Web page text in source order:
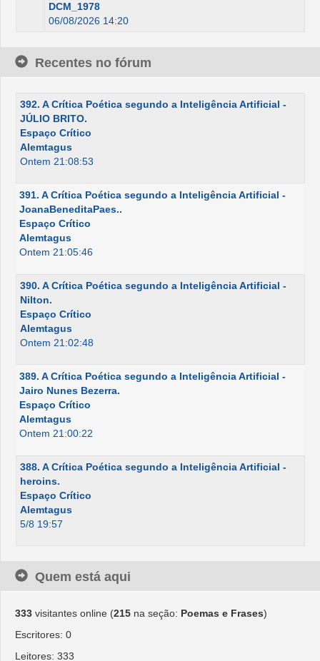
DCM_1978
06/08/2026 14:20
Recentes no fórum
392. A Crítica Poética segundo a Inteligência Artificial -
JÚLIO BRITO.
Espaço Crítico
Alemtagus
Ontem 21:08:53
391. A Crítica Poética segundo a Inteligência Artificial -
JoanaBeneditaPaes..
Espaço Crítico
Alemtagus
Ontem 21:05:46
390. A Crítica Poética segundo a Inteligência Artificial -
Nilton.
Espaço Crítico
Alemtagus
Ontem 21:02:48
389. A Crítica Poética segundo a Inteligência Artificial -
Jairo Nunes Bezerra.
Espaço Crítico
Alemtagus
Ontem 21:00:22
388. A Crítica Poética segundo a Inteligência Artificial -
heroins.
Espaço Crítico
Alemtagus
5/8 19:57
Quem está aqui
333 visitantes online (215 na seção: Poemas e Frases)
Escritores: 0
Leitores: 333